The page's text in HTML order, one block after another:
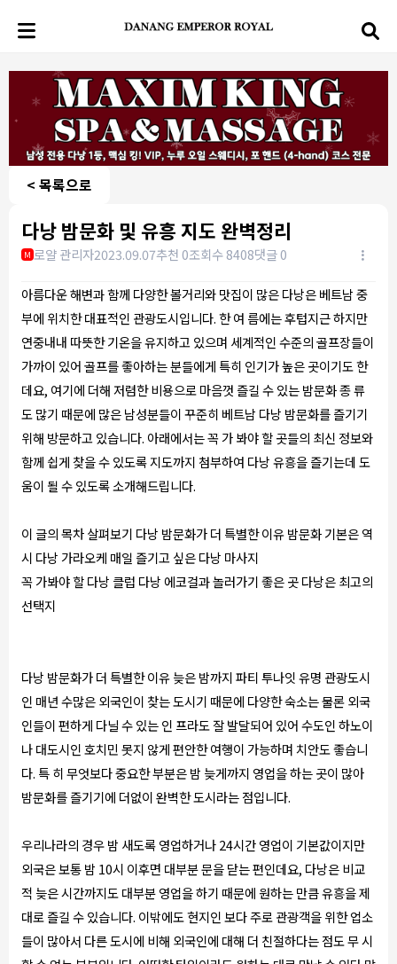
< 목록으로
다낭 밤문화 및 유흥 지도 완벽정리
M 로얄 관리자2023.09.07추천 0조회수 8408댓글 0
아름다운 해변과 함께 다양한 볼거리와 맛집이 많은 다낭은 베트남 중
부에 위치한 대표적인 관광도시입니다. 한 여 름에는 후텁지근 하지만
연중내내 따뜻한 기온을 유지하고 있으며 세계적인 수준의 골프장들이
가까이 있어 골프를 좋아하는 분들에게 특히 인기가 높은 곳이기도 한
데요, 여기에 더해 저렴한 비용으로 마음껏 즐길 수 있는 밤문화 종 류
도 많기 때문에 많은 남성분들이 꾸준히 베트남 다낭 밤문화를 즐기기
위해 방문하고 있습니다. 아래에서는 꼭 가 봐야 할 곳들의 최신 정보와
함께 쉽게 찾을 수 있도록 지도까지 첨부하여 다낭 유흥을 즐기는데 도
움이 될 수 있도록 소개해드립니다.
이 글의 목차 살펴보기 다낭 밤문화가 더 특별한 이유 밤문화 기본은 역
시 다낭 가라오케 매일 즐기고 싶은 다낭 마사지
꼭 가봐야 할 다낭 클럽 다낭 에코걸과 놀러가기 좋은 곳 다낭은 최고의
선택지
다낭 밤문화가 더 특별한 이유 늦은 밤까지 파티 투나잇 유명 관광도시
인 매년 수많은 외국인이 찾는 도시기 때문에 다양한 숙소는 물론 외국
인들이 편하게 다닐 수 있는 인 프라도 잘 발달되어 있어 수도인 하노이
나 대도시인 호치민 못지 않게 편안한 여행이 가능하며 치안도 좋습니
다. 특 히 무엇보다 중요한 부분은 밤 늦게까지 영업을 하는 곳이 많아
밤문화를 즐기기에 더없이 완벽한 도시라는 점입니다.
우리나라의 경우 밤 새도록 영업하거나 24시간 영업이 기본값이지만
외국은 보통 밤 10시 이후면 대부분 문을 닫는 편인데요, 다낭은 비교
적 늦은 시간까지도 대부분 영업을 하기 때문에 원하는 만큼 유흥을 제
대로 즐길 수 있습니다. 이밖에도 현지인 보다 주로 관광객을 위한 업소
들이 많아서 다른 도시에 비해 외국인에 대해 더 친절하다는 점도 무 시